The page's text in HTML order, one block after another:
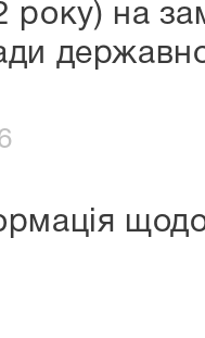
року) на